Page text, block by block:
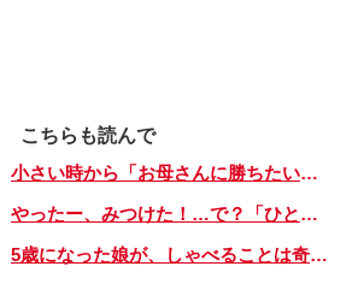
こちらも読んで
小さい時から「お母さんに勝ちたい」と思ってた。それが「余裕」になった今、思うこと【大きくなってく娘と私・63】
やったー、みつけた！…で？「ひとにシール」ってなんだそれ【オクラ一家のシュールな日常・4】
5歳になった娘が、しゃべることは奇跡だった【少し大変で、すっごく幸せ～ドラベ症候群の娘と心臓に毛の生えた母～・32】